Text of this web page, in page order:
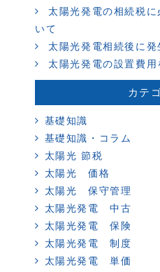
太陽光発電の相続税
いて
太陽光発電相続後に
太陽光発電の設置費用
カテ
基礎知識
基礎知識・コラム
太陽光 節税
太陽光 価格
太陽光 保守管理
太陽光発電 中古
太陽光発電 保険
太陽光発電 制度
太陽光発電 単価